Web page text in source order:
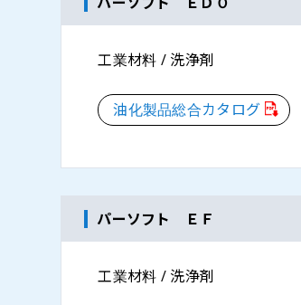
工業材料 / 洗浄剤
油化製品総合カタログ
パーソフト ＥＦ
工業材料 / 洗浄剤